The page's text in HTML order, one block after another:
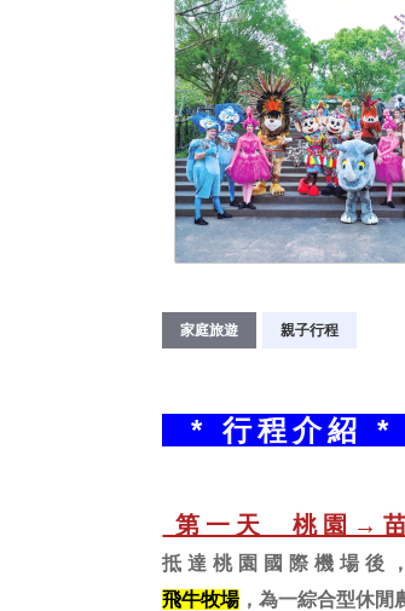
家庭旅遊 親子行程
* 行程介紹
第一天 桃園→
抵達桃園國際機場後
飛牛牧場 ，為一綜合型休閒